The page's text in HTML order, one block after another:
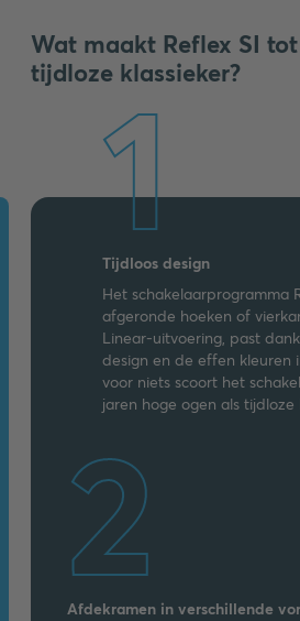
Wat maakt Reflex SI
tijdloze klassieker?
1
Tijdloos design
Het schakelaarprogramma
afgeronde hoeken of
Linear-uitvoering, past
design en de effen kleuren
voor niets scoort het
jaren hoge ogen als tijdloze
2
Afdekramen in verschillende